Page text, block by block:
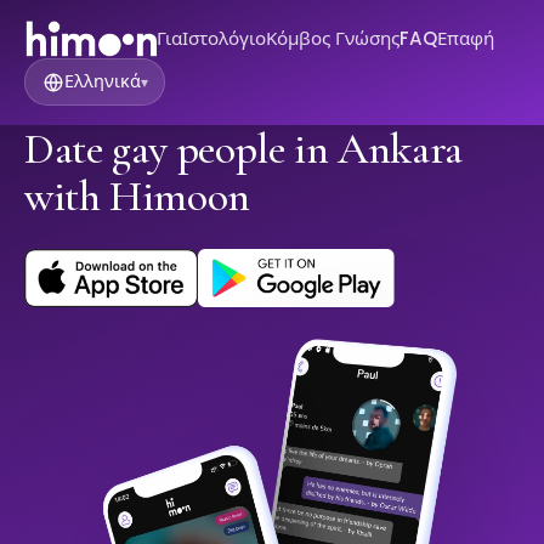
ΓιαΙστολόγιοΚόμβος ΓνώσηςFAQΕπαφή
Ελληνικά▾
Date gay people in Ankara
with Himoon